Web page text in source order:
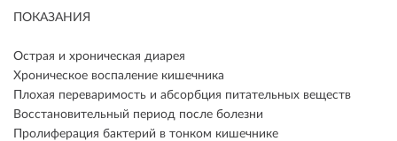
ПОКАЗАНИЯ
Острая и хроническая диарея
Хроническое воспаление кишечника
Плохая переваримость и абсорбция питательных веществ
Восстановительный период после болезни
Пролиферация бактерий в тонком кишечнике